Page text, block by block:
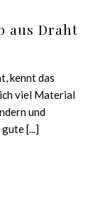
aus Draht
kennt das
viel Material
und
[...]